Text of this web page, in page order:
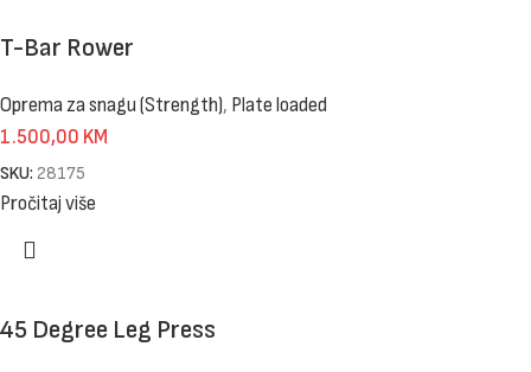
T-Bar Rower
Oprema za snagu (Strength), Plate loaded
1.500,00 KM
SKU: 28175
Pročitaj više
45 Degree Leg Press